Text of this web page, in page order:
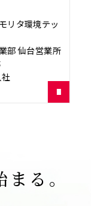
リタ環境テッ
部 仙台営業所
まる｡